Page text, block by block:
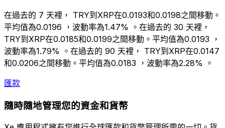
在過去的 7 天裡， TRY到XRP在0.0193和0.0198之間移動。
平均值為0.0196 ，波動率為1.47% 。在過去的 30 天裡，
TRY到XRP在0.0185和0.0199之間移動。平均值為0.0193 ，
波動率為1.79% 。在過去的 90 天裡， TRY到XRP在0.0147
和0.0206之間移動。平均值為0.0183 ，波動率為2.28% 。
匯款
隨時隨地管理您的資金和貨幣